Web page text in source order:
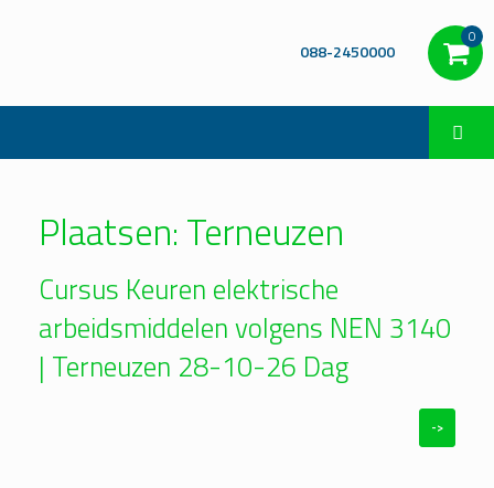
088-2450000
0
Plaatsen: Terneuzen
Cursus Keuren elektrische
arbeidsmiddelen volgens NEN 3140
| Terneuzen 28-10-26 Dag
->